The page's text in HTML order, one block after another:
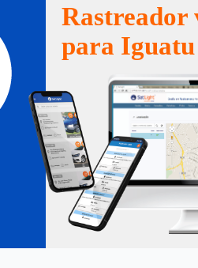
Rastreador
para Iguatu